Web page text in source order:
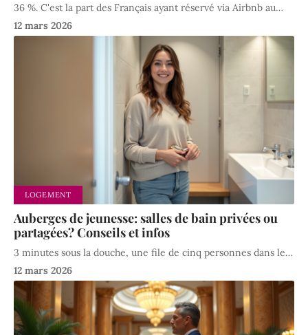
36 %. C'est la part des Français ayant réservé via Airbnb au…
12 mars 2026
LOGEMENT
Auberges de jeunesse: salles de bain privées ou
partagées? Conseils et infos
3 minutes sous la douche, une file de cinq personnes dans le…
12 mars 2026